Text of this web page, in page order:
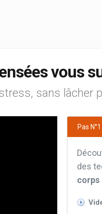
vous
sans lâcher
Pas
des
corps